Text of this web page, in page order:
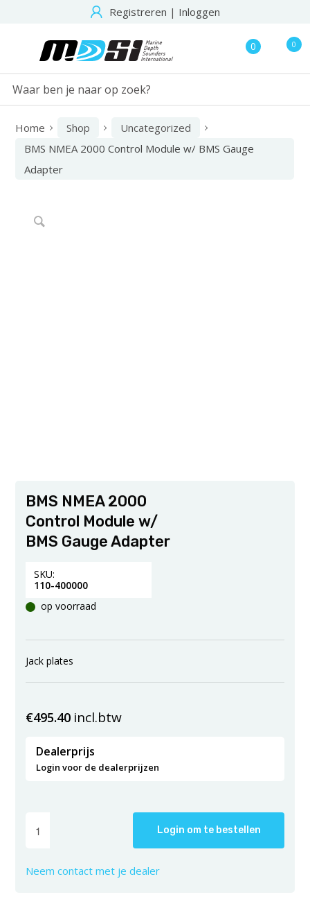
Registreren | Inloggen
0 0
Home Shop
Uncategorized
BMS NMEA 2000 Control Module w/ BMS Gauge
Adapter
BMS NMEA 2000
Control Module w/
BMS Gauge Adapter
SKU:
110-400000
op voorraad
Jack plates
€495.40 incl.btw
Dealerprijs
Login voor de dealerprijzen
Login om te bestellen
Neem contact met je dealer